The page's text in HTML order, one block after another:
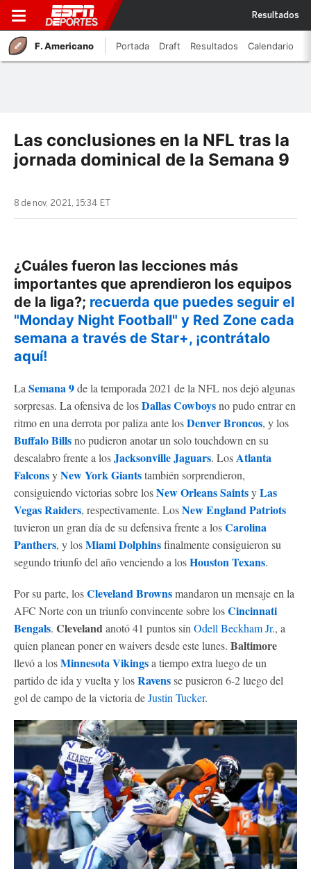
Resultados
F. Americano Portada Draft Resultados Calendario
Las conclusiones en la NFL tras la
jornada dominical de la Semana 9
8 de nov, 2021, 15:34 ET
¿Cuáles fueron las lecciones más
importantes que aprendieron los equipos
de la liga?; recuerda que puedes seguir el
"Monday Night Football" y Red Zone cada
semana a través de Star+, ¡contrátalo
aquí!
La Semana 9de la temporada 2021 de la NFL nos dejó algunas
sorpresas. La ofensiva de losDallas Cowboysno pudo entrar en
ritmo en una derrota por paliza ante losDenver Broncos, y los
Buffalo Billsno pudieron anotar un solo touchdown en su
descalabro frente a losJacksonville Jaguars. LosAtlanta
FalconsyNew York Giantstambién sorprendieron,
consiguiendo victorias sobre losNew Orleans SaintsyLas
Vegas Raiders, respectivamente. LosNew England Patriots
tuvieron un gran día de su defensiva frente a losCarolina
Panthers, y losMiami Dolphinsfinalmente consiguieron su
segundo triunfo del año venciendo a losHouston Texans.
Por su parte, losCleveland Brownsmandaron un mensaje en la
AFC Norte con un triunfo convincente sobre losCincinnati
Bengals. Clevelandanotó 41 puntos sin Odell Beckham Jr., a
quien planean poner en waivers desde este lunes. Baltimore
llevó a losMinnesota Vikingsa tiempo extra luego de un
partido de ida y vuelta y losRavensse pusieron 6-2 luego del
gol de campo de la victoria deJustin Tucker.